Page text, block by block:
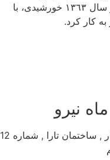
ادامه می‌دهد.شركت صنعتی ماه نیرو در سال ١٣٦٣ خورشیدی، با
كار كرد.
نیرو
تهران , طالقانی , نبش ملک الشعرای بهار , ساختمان تارا , شماره 12